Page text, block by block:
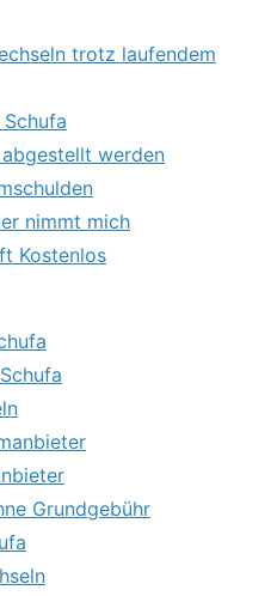
trotz laufendem
werden
nimmt mich
Kostenlos
Grundgebühr